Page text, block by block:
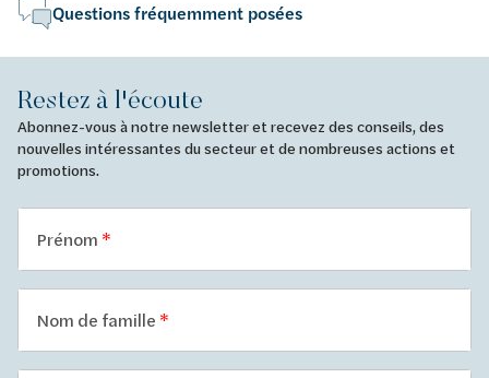
Questions fréquemment posées
Restez à l'écoute
Abonnez-vous à notre newsletter et recevez des conseils, des
nouvelles intéressantes du secteur et de nombreuses actions et
promotions.
Prénom
Nom de famille